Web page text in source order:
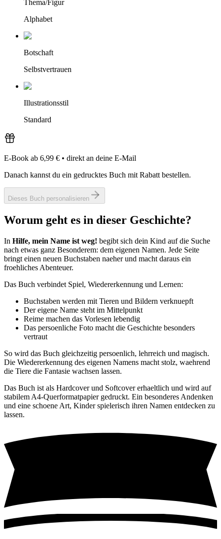
Thema/Figur
Alphabet
Botschaft
Selbstvertrauen
Illustrationsstil
Standard
E-Book ab 6,99 € • direkt an deine E-Mail
Danach kannst du ein gedrucktes Buch mit Rabatt bestellen.
Dieses Buch personalisieren
Worum geht es in dieser Geschichte?
In Hilfe, mein Name ist weg! begibt sich dein Kind auf die Suche
nach etwas ganz Besonderem: dem eigenen Namen. Jede Seite
bringt einen neuen Buchstaben naeher und macht daraus ein
froehliches Abenteuer.
Das Buch verbindet Spiel, Wiedererkennung und Lernen:
Buchstaben werden mit Tieren und Bildern verknuepft
Der eigene Name steht im Mittelpunkt
Reime machen das Vorlesen lebendig
Das persoenliche Foto macht die Geschichte besonders
vertraut
So wird das Buch gleichzeitig persoenlich, lehrreich und magisch.
Die Wiedererkennung des eigenen Namens macht stolz, waehrend
die Tiere die Fantasie wachsen lassen.
Das Buch ist als Hardcover und Softcover erhaeltlich und wird auf
stabilem A4-Querformatpapier gedruckt. Ein besonderes Andenken
und eine schoene Art, Kinder spielerisch ihren Namen entdecken zu
lassen.